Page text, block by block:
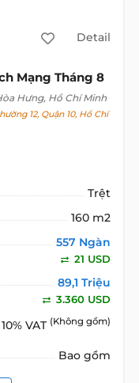
Detail
Mạng Tháng 8
Hưng, Hồ Chí Minh
12, Quận 10, Hồ Chí
Trệt
160 m2
557 Ngàn
21 USD
89,1 Triệu
3.360 USD
10% VAT (Không gồm)
Bao gồm